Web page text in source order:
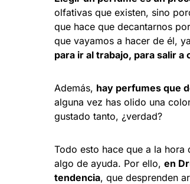
olfativas que existen, sino
que hace que decantarnos
que vayamos a hacer de él,
para ir al trabajo, para salir a
Además, hay perfumes que
alguna vez has olido una
gustado tanto, ¿verdad?
Todo esto hace que a la
algo de ayuda. Por ello, en
tendencia, que desprenden